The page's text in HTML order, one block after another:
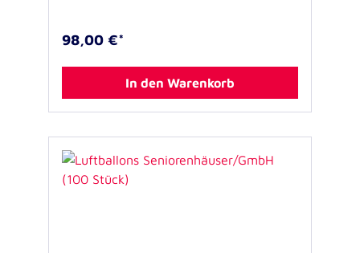
98,00 €*
In den Warenkorb